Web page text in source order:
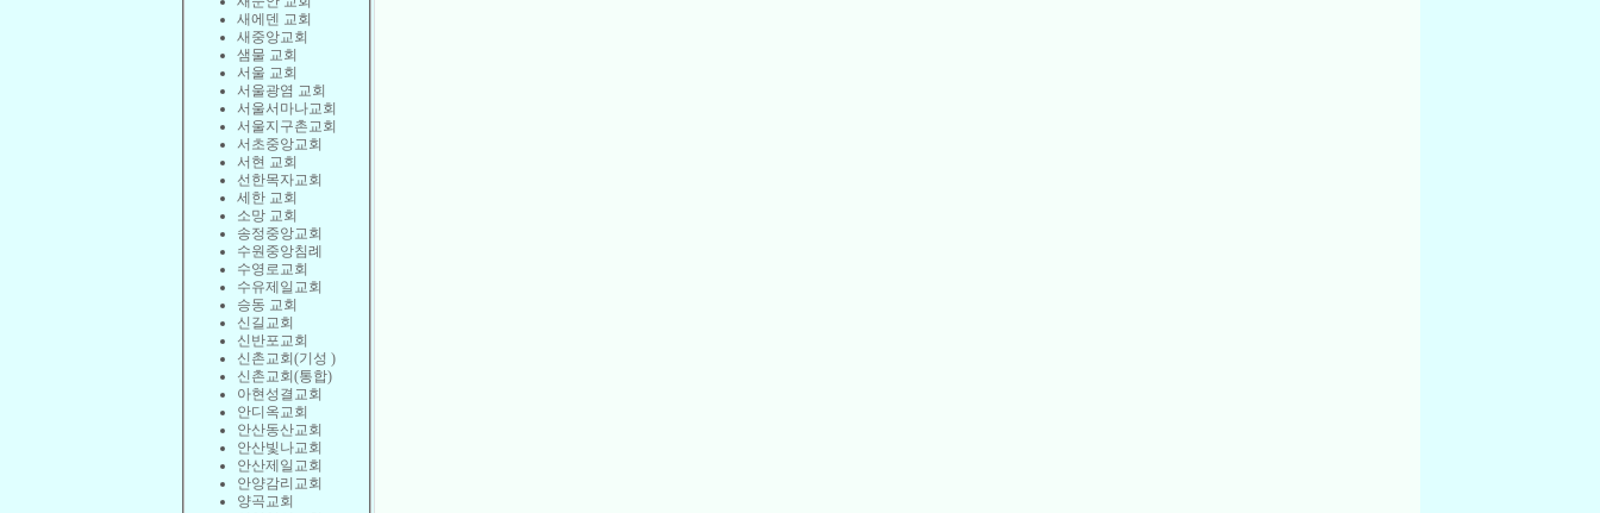
새에덴 교회
새중앙교회
샘물 교회
서울 교회
서울광염 교회
서울서마나교회
서울지구촌교회
서초중앙교회
서현 교회
선한목자교회
세한 교회
소망 교회
송정중앙교회
수원중앙침례
수영로교회
수유제일교회
승동 교회
신길교회
신반포교회
신촌교회(기성 )
신촌교회(통합)
아현성결교회
안디옥교회
안산동산교회
안산빛나교회
안산제일교회
안양감리교회
양곡교회